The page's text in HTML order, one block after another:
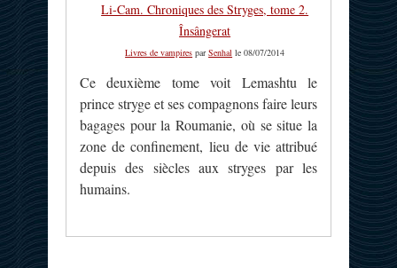
Li-Cam. Chroniques des Stryges, tome 2.
Însângerat
Livres de vampires parSenhal le 08/07/2014
Ce deuxième tome voit Lemashtu le
prince stryge et ses compagnons faire leurs
bagages pour la Roumanie, où se situe la
zone de confinement, lieu de vie attribué
depuis des siècles aux stryges par les
humains.